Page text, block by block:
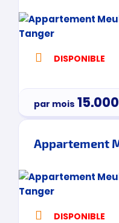
DISPONIBLE
par mois 15.000
DISPONIBLE